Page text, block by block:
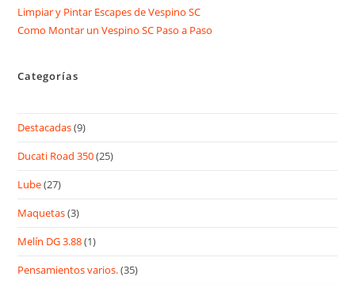
Limpiar y Pintar Escapes de Vespino SC
Como Montar un Vespino SC Paso a Paso
Categorías
Destacadas(9)
Ducati Road 350(25)
Lube(27)
Maquetas(3)
Melín DG 3.88(1)
Pensamientos varios.(35)